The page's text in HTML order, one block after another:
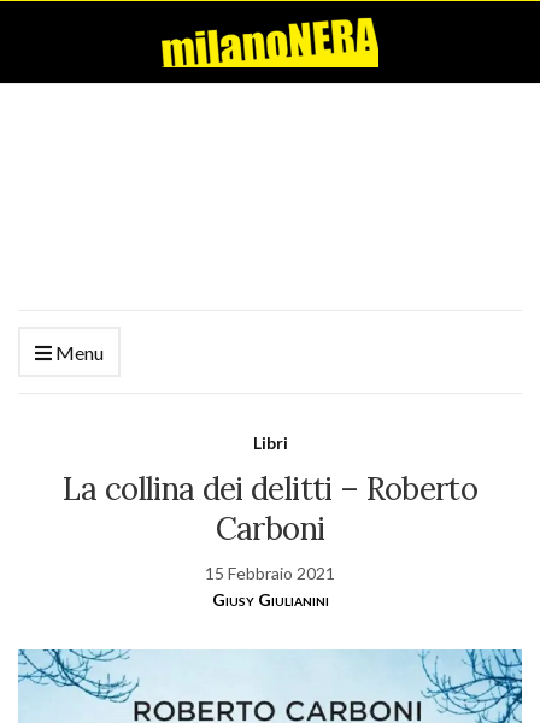
Menu
Libri
La collina dei delitti – Roberto
Carboni
15 Febbraio 2021
Giusy Giulianini